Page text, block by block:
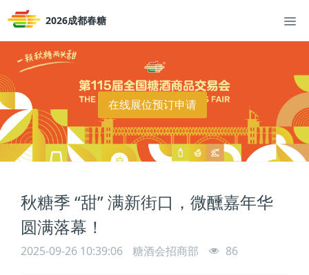
2026成都春糖
在线展位预订申请
秋糖季 “甜” 满新街口，微醺嘉年华
圆满落幕！
2025-09-26 10:39:06 糖酒会招商部 86